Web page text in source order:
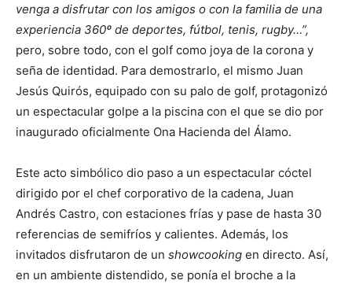
venga a disfrutar con los amigos o con la familia de una
experiencia 360º de deportes, fútbol, tenis, rugby…”,
pero, sobre todo, con el golf como joya de la corona y
seña de identidad. Para demostrarlo, el mismo Juan
Jesús Quirós, equipado con su palo de golf, protagonizó
un espectacular golpe a la piscina con el que se dio por
inaugurado oficialmente Ona Hacienda del Álamo.
Este acto simbólico dio paso a un espectacular cóctel
dirigido por el chef corporativo de la cadena, Juan
Andrés Castro, con estaciones frías y pase de hasta 30
referencias de semifríos y calientes. Además, los
invitados disfrutaron de un showcooking en directo. Así,
en un ambiente distendido, se ponía el broche a la